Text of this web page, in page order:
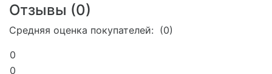
Отзывы (0)
Средняя оценка покупателей: (0)
0
0